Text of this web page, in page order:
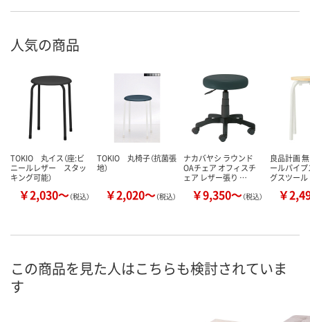
人気の商品
TOKIO 丸イス（座:ビ
ニールレザー スタッ
キング可能）
￥2,030～（税込）
TOKIO 丸椅子（抗菌張
地）
￥2,020～（税込）
ナカバヤシ ラウンド
OAチェア オフィスチ
ェア レザー張り …
￥9,350～（税込）
良品計画
ールパイ
グスツール
￥
この商品を見た人はこちらも検討されていま
す